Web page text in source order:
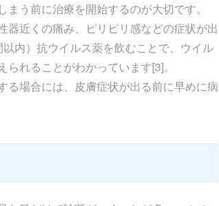
う前に治療を開始するのが大切です。
器近くの痛み、ピリピリ感などの症状が出
内）抗ウイルス薬を飲むことで、ウイル
れることがわかっています[3]。
る場合には、皮膚症状が出る前に早めに病